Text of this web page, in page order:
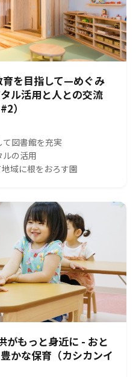
育を目指して—めぐみ
ル活用と人との交流
）
図書館を充実
の活用
域に根をおろす園
がもっと身近に - おと
かな保育（カシカンイ